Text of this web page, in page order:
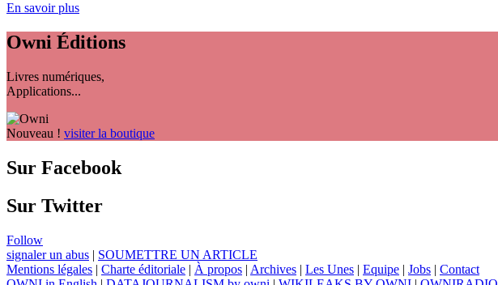
En savoir plus
Owni Éditions
Livres numériques,
Applications...
Nouveau ! visiter la boutique
Sur Facebook
Sur Twitter
Follow
signaler un abus | SOUMETTRE UN ARTICLE
Mentions légales | Charte éditoriale | À propos | Archives | Les Unes | Equipe | Jobs | Contact